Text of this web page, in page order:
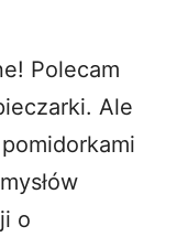
Polecam
Ale
o